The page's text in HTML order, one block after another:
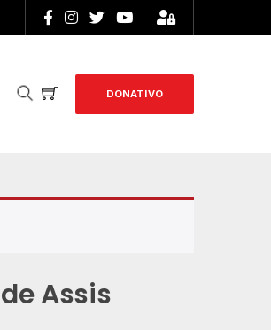
DONATIVO
Assis